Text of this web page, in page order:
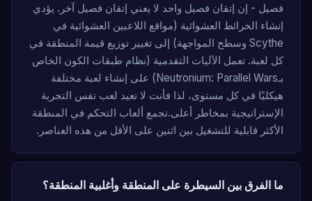
فصيل - إن إتقان فصيل واحد لا يعني إتقان فصيل آخر. يؤدي
إنشاء الخرائط العشوائية (مواقع اللاعبين العشوائية في
Scythe وسطح المواجهة) إلى تغيير توزيع قيمة المنطقة في
كل لعبة. تعمل الآليات التقدمية (نظام طبقات الكون الخاص
بـNeutronium: Parallel Wars) على إنشاء لعبة مختلفة
هيكليًا في كل مستوى، لذا فأنت لا تعيد لعب نفس التجربة
الإستراتيجية بمخاطر أعلى.تجمع ألعاب التحكم في المنطقة
الأكثر قابلية للتشغيل بين اثنين على الأقل من هذه العناصر.
ما الفرق بين السيطرة على المنطقة وأغلبية المنطقة؟